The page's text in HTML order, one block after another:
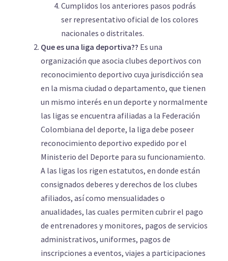
Cumplidos los anteriores pasos podrás
ser representativo oficial de los colores
nacionales o distritales.
Que es una liga deportiva?? Es una
organización que asocia clubes deportivos con
reconocimiento deportivo cuya jurisdicción sea
en la misma ciudad o departamento, que tienen
un mismo interés en un deporte y normalmente
las ligas se encuentra afiliadas a la Federación
Colombiana del deporte, la liga debe poseer
reconocimiento deportivo expedido por el
Ministerio del Deporte para su funcionamiento.
A las ligas los rigen estatutos, en donde están
consignados deberes y derechos de los clubes
afiliados, así como mensualidades o
anualidades, las cuales permiten cubrir el pago
de entrenadores y monitores, pagos de servicios
administrativos, uniformes, pagos de
inscripciones a eventos, viajes a participaciones